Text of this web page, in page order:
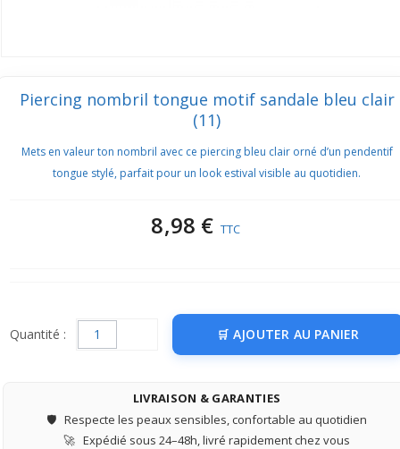
Piercing nombril tongue motif sandale bleu clair
(11)
Mets en valeur ton nombril avec ce piercing bleu clair orné d’un pendentif
tongue stylé, parfait pour un look estival visible au quotidien.
8,98 € TTC
Quantité : AJOUTER AU PANIER
LIVRAISON & GARANTIES
🛡️ Respecte les peaux sensibles, confortable au quotidien
🚀 Expédié sous 24–48h, livré rapidement chez vous